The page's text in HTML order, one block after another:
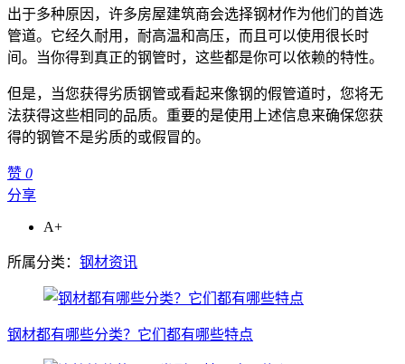
出于多种原因，许多房屋建筑商会选择钢材作为他们的首选
管道。它经久耐用，耐高温和高压，而且可以使用很长时
间。当你得到真正的钢管时，这些都是你可以依赖的特性。
但是，当您获得劣质钢管或看起来像钢的假管道时，您将无
法获得这些相同的品质。重要的是使用上述信息来确保您获
得的钢管不是劣质的或假冒的。
赞 0
分享
A+
所属分类： 钢材资讯
钢材都有哪些分类？它们都有哪些特点